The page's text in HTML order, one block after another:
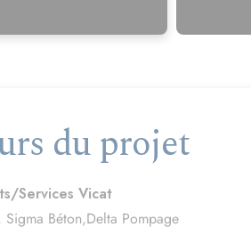
du projet
Services Vicat
Sigma Béton,Delta Pompage